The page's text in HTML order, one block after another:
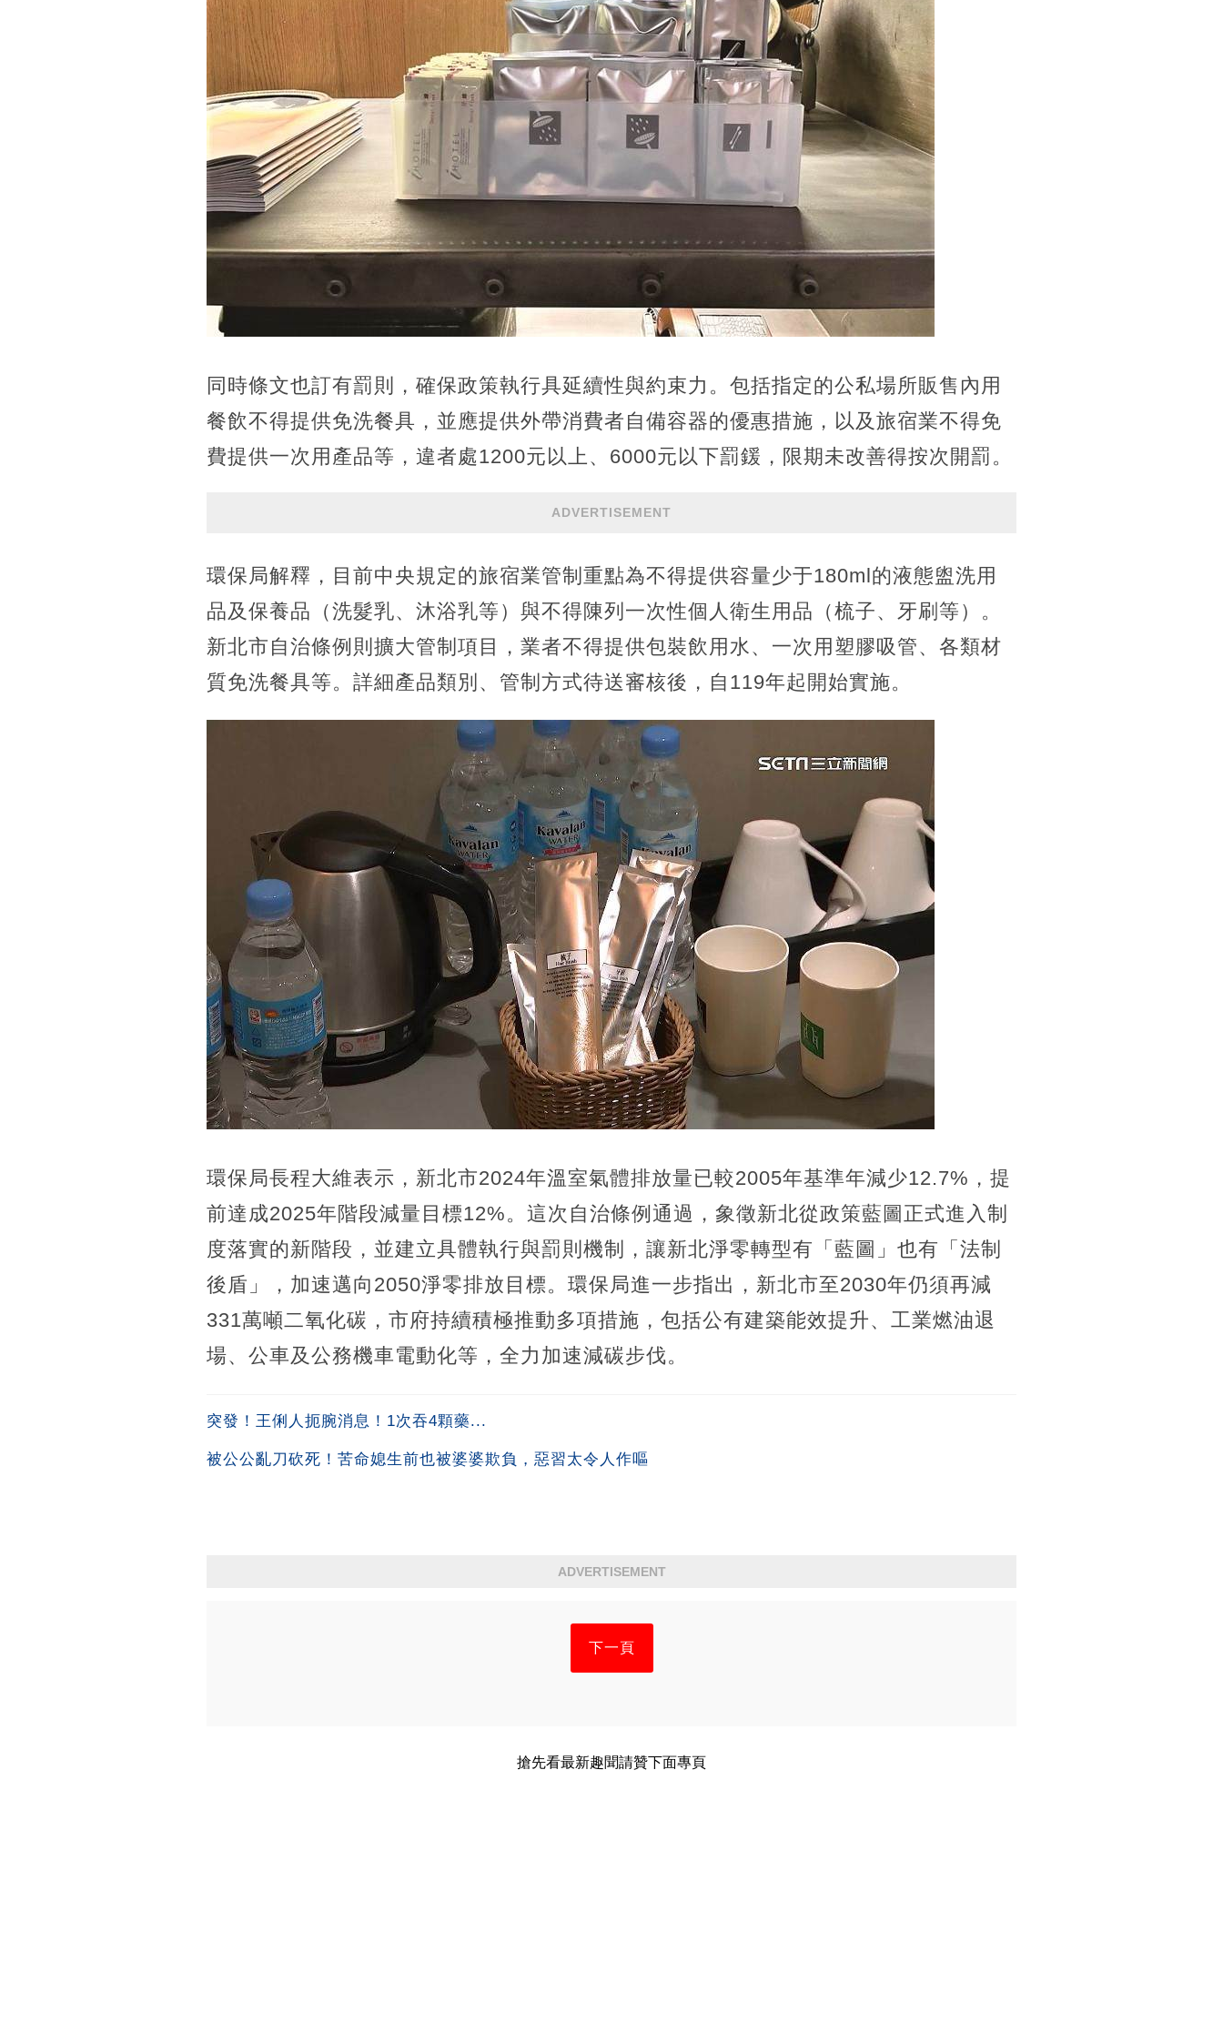
同時條文也訂有罰則，確保政策執行具延續性與約束力。包括指定的公私場所販售內用
餐飲不得提供免洗餐具，並應提供外帶消費者自備容器的優惠措施，以及旅宿業不得免
費提供一次用產品等，違者處1200元以上、6000元以下罰鍰，限期未改善得按次開罰。
ADVERTISEMENT
環保局解釋，目前中央規定的旅宿業管制重點為不得提供容量少于180ml的液態盥洗用
品及保養品（洗髮乳、沐浴乳等）與不得陳列一次性個人衛生用品（梳子、牙刷等）。
新北市自治條例則擴大管制項目，業者不得提供包裝飲用水、一次用塑膠吸管、各類材
質免洗餐具等。詳細產品類別、管制方式待送審核後，自119年起開始實施。
環保局長程大維表示，新北市2024年溫室氣體排放量已較2005年基準年減少12.7%，提
前達成2025年階段減量目標12%。這次自治條例通過，象徵新北從政策藍圖正式進入制
度落實的新階段，並建立具體執行與罰則機制，讓新北淨零轉型有「藍圖」也有「法制
後盾」，加速邁向2050淨零排放目標。環保局進一步指出，新北市至2030年仍須再減
331萬噸二氧化碳，市府持續積極推動多項措施，包括公有建築能效提升、工業燃油退
場、公車及公務機車電動化等，全力加速減碳步伐。
突發！王俐人扼腕消息！1次吞4顆藥...
被公公亂刀砍死！苦命媳生前也被婆婆欺負，惡習太令人作嘔
ADVERTISEMENT
下一頁
搶先看最新趣聞請贊下面專頁